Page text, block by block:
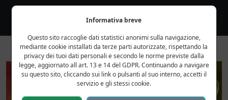
Informativa breve
Questo sito raccoglie dati statistici anonimi sulla navigazione,
mediante cookie installati da terze parti autorizzate, rispettando la
privacy dei tuoi dati personali e secondo le norme previste dalla
legge, aggiornato all art. 13 e 14 del GDPR. Continuando a navigare
su questo sito, cliccando sui link o pulsanti al suo interno, accetti il
servizio e gli stessi cookie.